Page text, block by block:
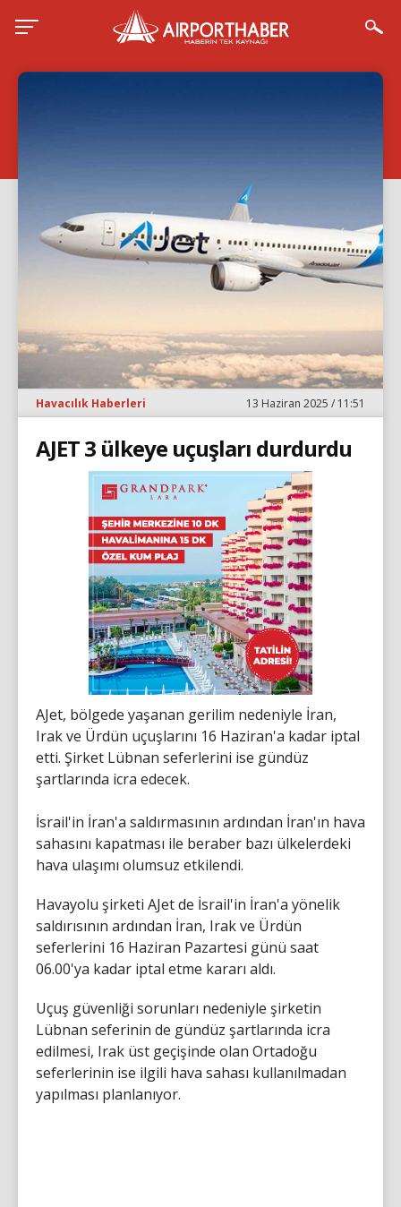
Havacılık Haberleri 13 Haziran 2025 / 11:51
AJET 3 ülkeye uçuşları durdurdu
AJet, bölgede yaşanan gerilim nedeniyle İran,
Irak ve Ürdün uçuşlarını 16 Haziran'a kadar iptal
etti. Şirket Lübnan seferlerini ise gündüz
şartlarında icra edecek.
İsrail'in İran'a saldırmasının ardından İran'ın hava
sahasını kapatması ile beraber bazı ülkelerdeki
hava ulaşımı olumsuz etkilendi.
Havayolu şirketi AJet de İsrail'in İran'a yönelik
saldırısının ardından İran, Irak ve Ürdün
seferlerini 16 Haziran Pazartesi günü saat
06.00'ya kadar iptal etme kararı aldı.
Uçuş güvenliği sorunları nedeniyle şirketin
Lübnan seferinin de gündüz şartlarında icra
edilmesi, Irak üst geçişinde olan Ortadoğu
seferlerinin ise ilgili hava sahası kullanılmadan
yapılması planlanıyor.